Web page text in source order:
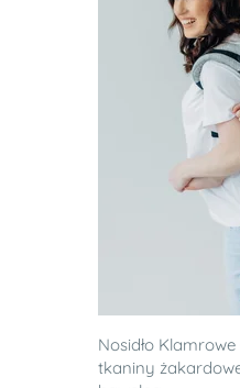
Nosidło
tkaniny